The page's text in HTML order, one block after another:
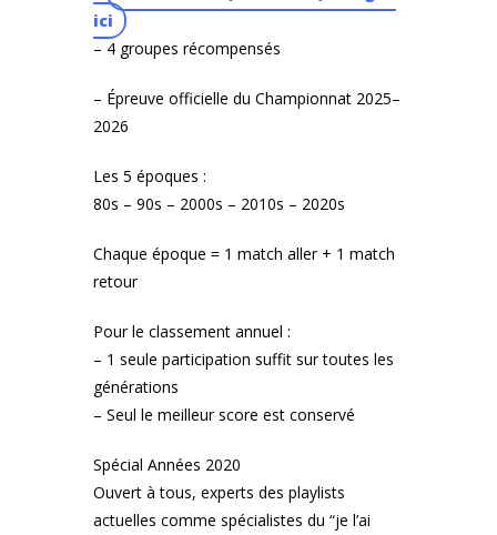
ici
– 4 groupes récompensés
– Épreuve officielle du Championnat 2025–
2026
Les 5 époques :
80s – 90s – 2000s – 2010s – 2020s
Chaque époque = 1 match aller + 1 match
retour
Pour le classement annuel :
– 1 seule participation suffit sur toutes les
générations
– Seul le meilleur score est conservé
Spécial Années 2020
Ouvert à tous, experts des playlists
actuelles comme spécialistes du “je l’ai